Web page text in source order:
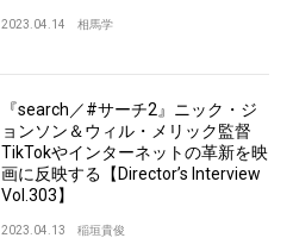
2023.04.14 相馬学
『search／#サーチ2』ニック・ジ
ョンソン＆ウィル・メリック監督
TikTokやインターネットの革新を映
画に反映する【Director’s Interview
Vol.303】
2023.04.13 稲垣貴俊